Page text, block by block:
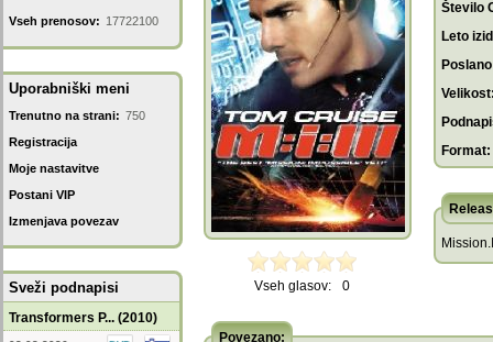
Vseh prenosov: 17722100
Uporabniški meni
Trenutno na strani: 750
Registracija
Moje nastavitve
Postani VIP
Izmenjava povezav
Sveži podnapisi
Transformers P... (2010)
Vseh glasov: 0
Število
Leto
Format:
Povezano: